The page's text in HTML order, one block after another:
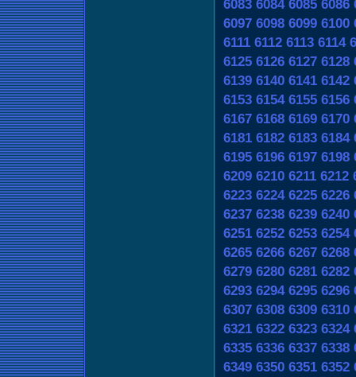
6083 6084 6085 6086
6097 6098 6099 6100
6111 6112 6113 6114
6125 6126 6127 6128
6139 6140 6141 6142
6153 6154 6155 6156
6167 6168 6169 6170
6181 6182 6183 6184
6195 6196 6197 6198
6209 6210 6211 6212
6223 6224 6225 6226
6237 6238 6239 6240
6251 6252 6253 6254
6265 6266 6267 6268
6279 6280 6281 6282
6293 6294 6295 6296
6307 6308 6309 6310
6321 6322 6323 6324
6335 6336 6337 6338
6349 6350 6351 6352